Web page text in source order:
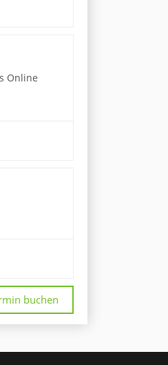
Online
buchen